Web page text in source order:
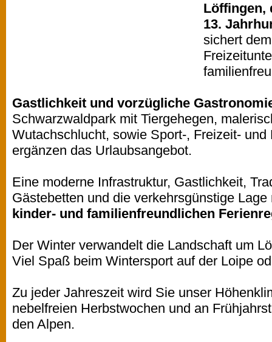
Löffingen,
13.
sichert
Gastlichkeit und vorzügliche
Schwarzwaldpark mit Tiergehegen,
Wutachschlucht, sowie Sport-, Freizeit-
ergänzen das Urlaubsangebot.
Eine moderne Infrastruktur, Gastlichkeit,
Gästebetten und die verkehrsgünstige
kinder- und familienfreundlichen
Der Winter verwandelt die Landschaft um
Viel Spaß beim Wintersport auf der Loipe
Zu jeder Jahreszeit wird Sie unser
nebelfreien Herbstwochen und an
den Alpen.